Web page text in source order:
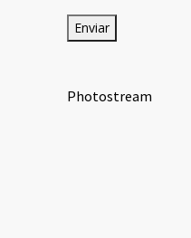
Photostream